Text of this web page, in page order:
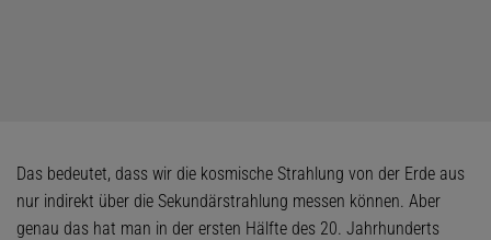
Das bedeutet, dass wir die kosmische Strahlung von der Erde aus
nur indirekt über die Sekundärstrahlung messen können. Aber
genau das hat man in der ersten Hälfte des 20. Jahrhunderts